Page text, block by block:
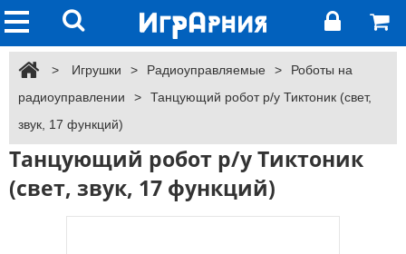
> Игрушки > Радиоуправляемые >
Роботы на
радиоуправлении
>
Танцующий робот р/у Тиктоник (свет,
звук, 17 функций)
Танцующий робот р/у Тиктоник
(свет, звук, 17 функций)